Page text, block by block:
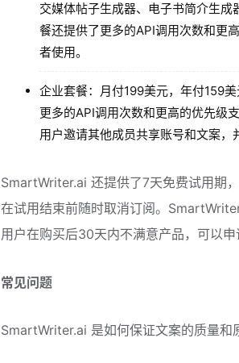
交媒体帖子生成器、电子书简介生
餐还提供了更多的API调用次数和更
者使用。
企业套餐：月付199美元，年付159
更多的API调用次数和更高的优先级
用户邀请其他成员共享账号和文案，
SmartWriter.ai 还提供了7天免费试用期
在试用结束前随时取消订阅。
用户在购买后30天内不满意产品，可以申
常见问题
SmartWriter.ai 是如何保证文案的质量和